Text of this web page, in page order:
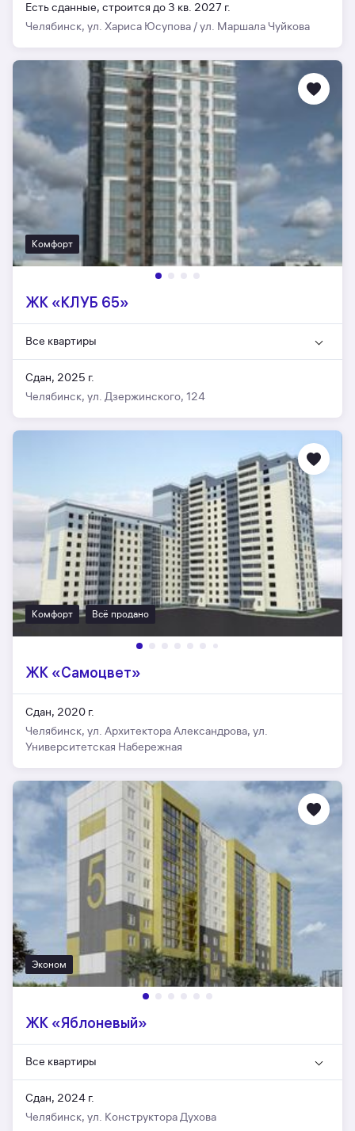
Есть сданные, строится до 3 кв. 2027 г.
Челябинск, ул. Хариса Юсупова / ул. Маршала Чуйкова
Комфорт
ЖК «КЛУБ 65»
Все квартиры
Сдан, 2025 г.
Челябинск, ул. Дзержинского, 124
Комфорт Всё продано
ЖК «Самоцвет»
Сдан, 2020 г.
Челябинск, ул. Архитектора Александрова, ул.
Университетская Набережная
Эконом
ЖК «Яблоневый»
Все квартиры
Сдан, 2024 г.
Челябинск, ул. Конструктора Духова